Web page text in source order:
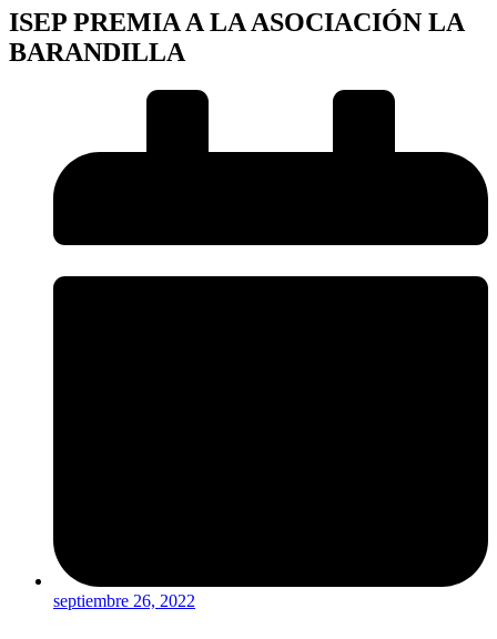
ISEP PREMIA A LA ASOCIACIÓN LA
BARANDILLA
septiembre 26, 2022